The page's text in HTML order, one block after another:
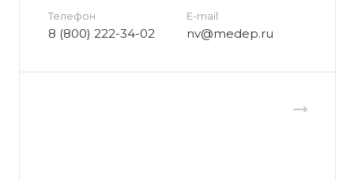
Телефон
8 (800) 222-34-02
E-mail
nv@medep.ru